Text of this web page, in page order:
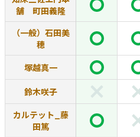
舗 町田義隆
（一般）石田美
穂
塚越真一
鈴木咲子
カルテット_藤
田篤